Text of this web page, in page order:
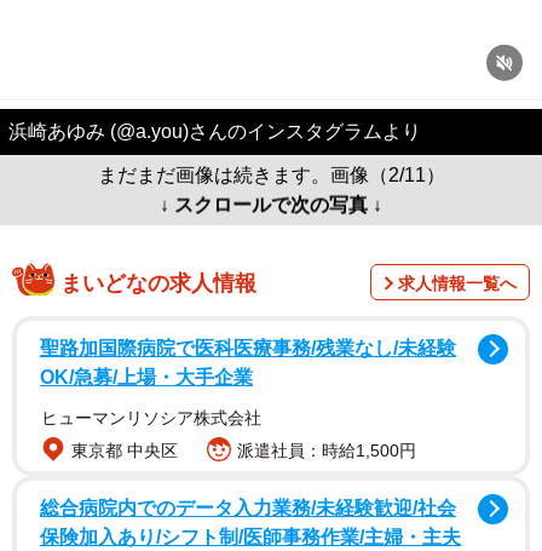
浜崎あゆみ (@a.you)さんのインスタグラムより
まだまだ画像は続きます。画像（2/11）
↓ スクロールで次の写真 ↓
まいどなの求人情報 求人情報一覧へ
聖路加国際病院で医科医療事務/残業なし/未経験
OK/急募/上場・大手企業
ヒューマンリソシア株式会社
東京都 中央区
派遣社員：時給1,500円
総合病院内でのデータ入力業務/未経験歓迎/社会
保険加入あり/シフト制/医師事務作業/主婦・主夫